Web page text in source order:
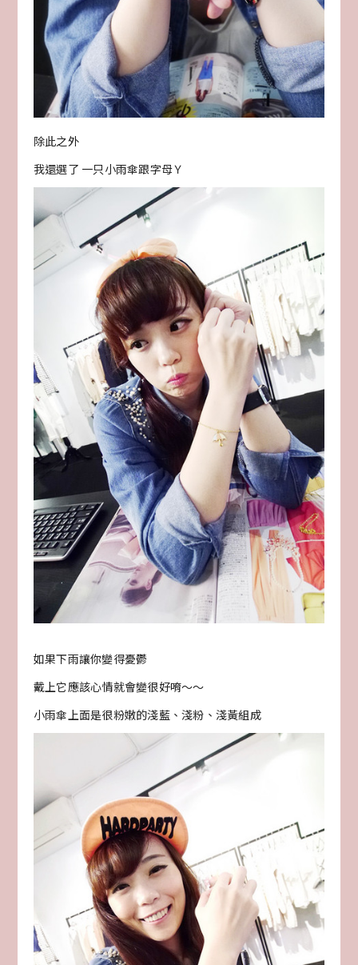
除此之外
我還選了 一只小雨傘跟字母Ｙ
如果下雨讓你變得憂鬱
戴上它應該心情就會變很好唷～～
小雨傘上面是很粉嫩的淺藍、淺粉、淺黃組成